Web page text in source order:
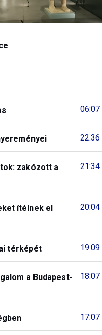
06:07
22:36
21:34
zakózott a
20:04
ítélnek el
19:09
térképét
18:07
a Budapest-
17:07